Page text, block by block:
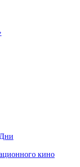
кино